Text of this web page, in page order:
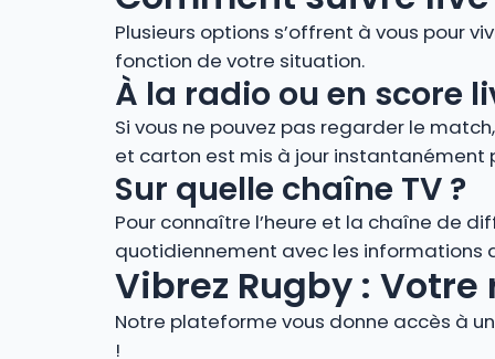
Plusieurs options s’offrent à vous pour
fonction de votre situation.
À la radio ou en score
Si vous ne pouvez pas regarder le
et carton est mis à jour instantanément
Sur quelle chaîne TV ?
Pour connaître l’heure et la chaîne de
quotidiennement avec les informations
Vibrez Rugby :
Notre plateforme vous donne accès à
!